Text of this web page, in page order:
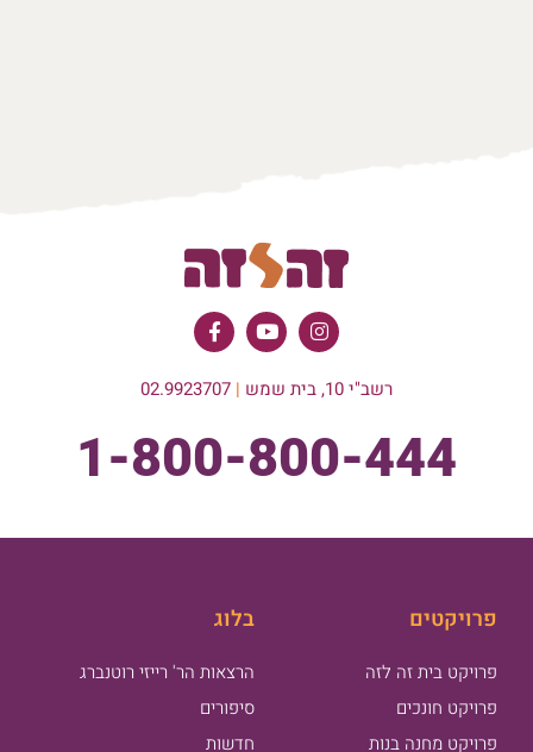
רשב"י 10, בית שמש |
1-800-800-444
פרויקטים
פרויקט בית זה לזה
פרויקט חונכים
פרויקט מחנה בנות
בלוג
הרצאות הר' רייזי רוטנברג
סיפורים
חדשות